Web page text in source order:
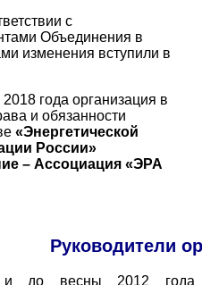
с
Объединения в
изменения вступили в
года организация в
и обязанности
«Энергетической
России»
– Ассоциация «ЭРА
Руководители
и до весны 2012 года